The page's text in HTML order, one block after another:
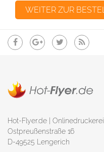
Hot-Flyer.de | Onlinedruckerei
Ostpreußenstraße 16
D-49525 Lengerich